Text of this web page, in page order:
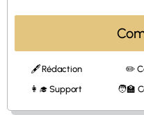
🖋 Rédaction ✏️
👩‍🎓 Support
🧑‍🏫